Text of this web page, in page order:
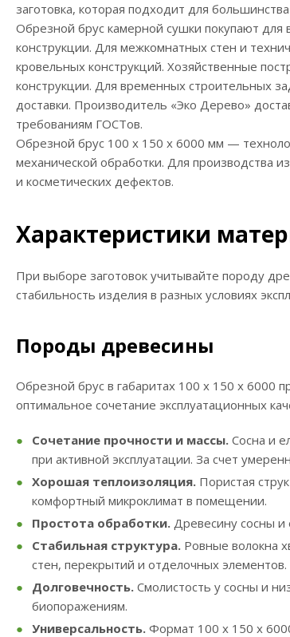
заготовка, которая подходит для
Обрезной брус камерной сушки покупают для
конструкции. Для межкомнатных стен и
кровельных конструкций. Хозяйственные
конструкции. Для временных строительных
доставки. Производитель «Эко Дерево»
требованиям ГОСТов.
Обрезной брус 100 х 150 х 6000 мм —
механической обработки. Для производства
и косметических дефектов.
Характеристики
При выборе заготовок учитывайте породу
стабильность изделия в разных условиях
Породы древесины
Обрезной брус в габаритах 100 х 150 х 6000
оптимальное сочетание эксплуатационных
Сочетание прочности и массы. Сосна и
при активной эксплуатации. За счет
Хорошая теплоизоляция. Пористая
комфортный микроклимат в помещении.
Простота обработки. Древесину сосны и
Стабильная структура. Ровные волокна
стен, перекрытий и отделочных элементов.
Долговечность. Смолистость у сосны и
биопоражениям.
Универсальность. Формат 100 х 150 х